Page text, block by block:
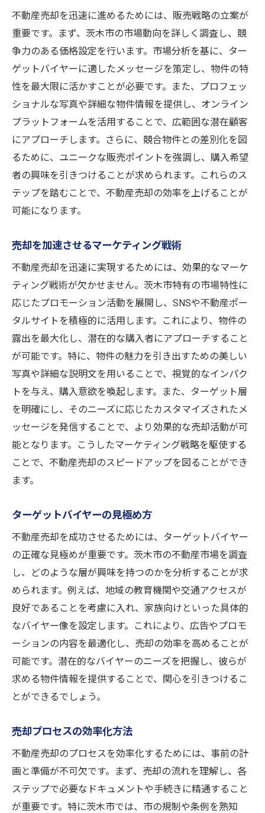
不動産売却を迅速に進めるためには、販売戦略の立案が
重要です。まず、茨木市の市場動向を詳しく調査し、競
争力のある価格設定を行います。市場分析を基に、ター
ゲットバイヤーに適したメッセージを策定し、物件の特
性を最大限に活かすことが必要です。また、プロフェッ
ショナルな写真や詳細な物件情報を提供し、オンライン
プラットフォームを活用することで、広範囲な潜在顧客
にアプローチします。さらに、競合物件との差別化を図
るために、ユニークな販売ポイントを強調し、購入希望
者の興味を引きつけることが求められます。これらのス
テップを踏むことで、不動産売却の効率を上げることが
可能になります。
売却を加速させるマーケティング戦術
不動産売却を迅速に実現するためには、効果的なマーケ
ティング戦術が欠かせません。茨木市特有の市場特性に
応じたプロモーション活動を展開し、SNSや不動産ポー
タルサイトを積極的に活用します。これにより、物件の
露出を最大化し、潜在的な購入者にアプローチすること
が可能です。特に、物件の魅力を引き出すための美しい
写真や詳細な説明文を用いることで、視覚的なインパク
トを与え、購入意欲を喚起します。また、ターゲット層
を明確にし、そのニーズに応じたカスタマイズされたメ
ッセージを発信することで、より効果的な売却活動が可
能となります。こうしたマーケティング戦略を駆使する
ことで、不動産売却のスピードアップを図ることができ
ます。
ターゲットバイヤーの見極め方
不動産売却を成功させるためには、ターゲットバイヤー
の正確な見極めが重要です。茨木市の不動産市場を調査
し、どのような層が興味を持つのかを分析することが求
められます。例えば、地域の教育機関や交通アクセスが
良好であることを考慮に入れ、家族向けといった具体的
なバイヤー像を設定します。これにより、広告やプロモ
ーションの内容を最適化し、売却の効率を高めることが
可能です。潜在的なバイヤーのニーズを把握し、彼らが
求める物件情報を提供することで、関心を引きつけるこ
とができるでしょう。
売却プロセスの効率化方法
不動産売却のプロセスを効率化するためには、事前の計
画と準備が不可欠です。まず、売却の流れを理解し、各
ステップで必要なドキュメントや手続きに精通すること
が重要です。特に茨木市では、市の規制や条例を熟知